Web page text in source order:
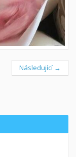
Následující →